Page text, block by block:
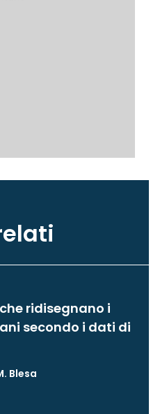
ridisegnano i
secondo i dati di
Blesa